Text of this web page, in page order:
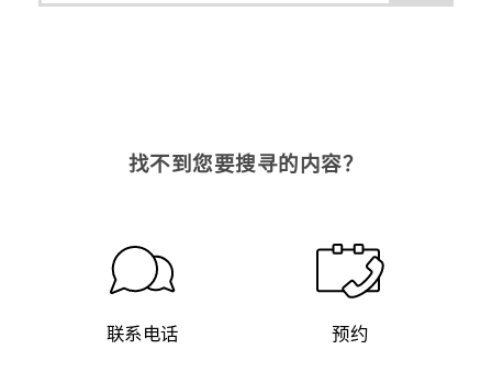
找不到您要搜寻的内容？
联系电话 预约